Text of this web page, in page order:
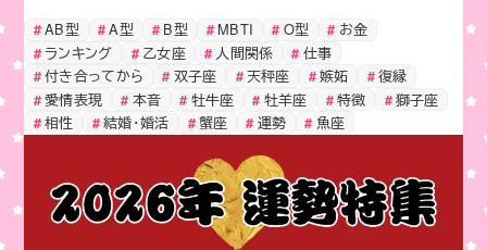
AB型 A型 B型 MBTI O型
お金
ランキング
乙女座 人間関係
仕事
付き合ってから
双子座 天秤座 嫉妬
復縁
愛情表現
本音 牡牛座 牡羊座 特徴
獅子座
相性
結婚・婚活 蟹座 運勢 魚座